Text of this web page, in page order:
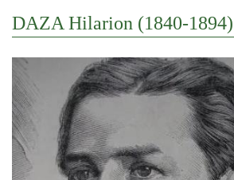
DAZA Hilarion (1840-1894)